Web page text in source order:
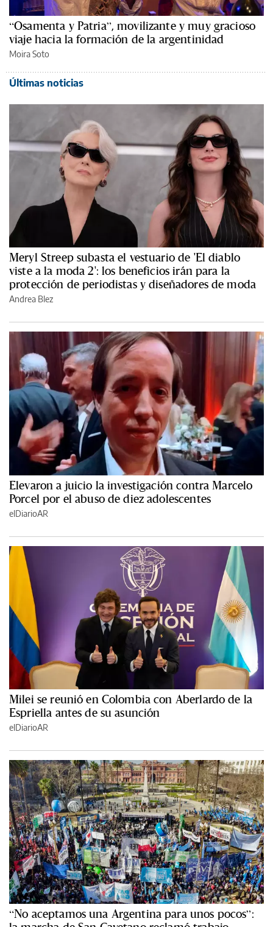
“Osamenta y Patria”, movilizante y muy gracioso
viaje hacia la formación de la argentinidad
Moira Soto
Últimas noticias
Meryl Streep subasta el vestuario de 'El diablo
viste a la moda 2': los beneficios irán para la
protección de periodistas y diseñadores de moda
Andrea Blez
Elevaron a juicio la investigación contra Marcelo
Porcel por el abuso de diez adolescentes
elDiarioAR
Milei se reunió en Colombia con Aberlardo de la
Espriella antes de su asunción
elDiarioAR
“No aceptamos una Argentina para unos pocos”: